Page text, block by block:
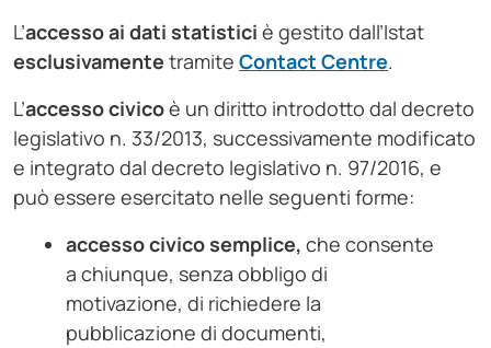
L’accessoai dati statistici è gestito dall’Istat
esclusivamente tramite Contact Centre.
L’accessocivicoè un diritto introdotto dal decreto
legislativo n. 33/2013, successivamente modificato
e integrato dal decreto legislativo n. 97/2016, e
può essere esercitato nelle seguenti forme:
accesso civico semplice, che consente
a chiunque, senza obbligo di
motivazione, di richiedere la
pubblicazione di documenti,